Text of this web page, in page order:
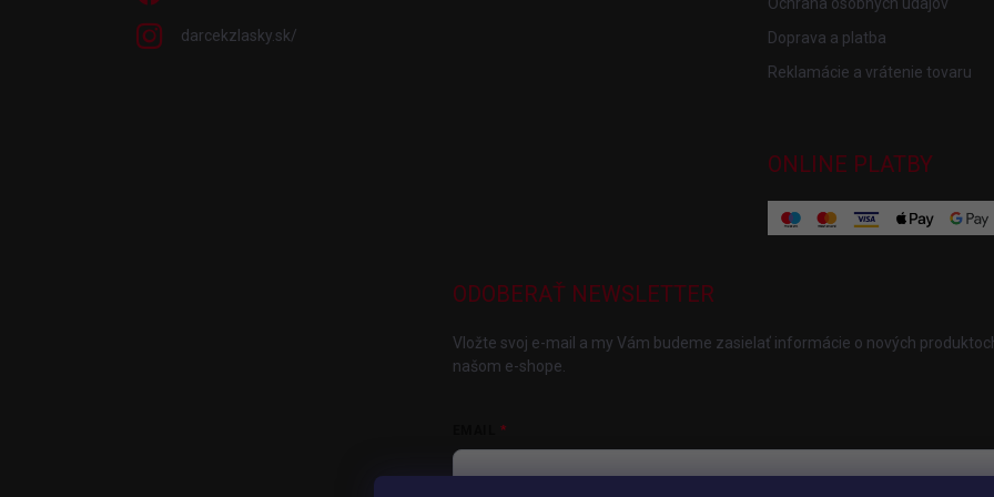
darcekzlasky.sk/
Doprava a platba
Reklamácie a vrátenie tovaru
ONLINE PLATBY
ODOBERAŤ NEWSLETTER
Vložte svoj e-mail a my Vám budeme zasielať informácie o nových
našom e-shope.